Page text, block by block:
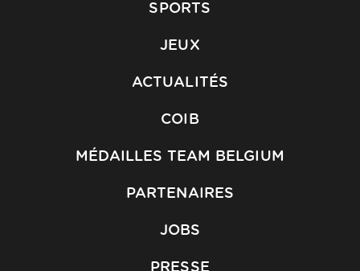
SPORTS
JEUX
ACTUALITÉS
COIB
MÉDAILLES TEAM BELGIUM
PARTENAIRES
JOBS
PRESSE